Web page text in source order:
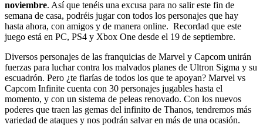
noviembre. Así que tenéis una excusa para no salir este fin de
semana de casa, podréis jugar con todos los personajes que hay
hasta ahora, con amigos y de manera online. Recordad que este
juego está en PC, PS4 y Xbox One desde el 19 de septiembre.
Diversos personajes de las franquicias de Marvel y Capcom unirán
fuerzas para luchar contra los malvados planes de Ultron Sigma y su
escuadrón. Pero ¿te fiarías de todos los que te apoyan? Marvel vs
Capcom Infinite cuenta con 30 personajes jugables hasta el
momento, y con un sistema de peleas renovado. Con los nuevos
poderes que traen las gemas del infinito de Thanos, tendremos más
variedad de ataques y nos podrán salvar en más de una ocasión.